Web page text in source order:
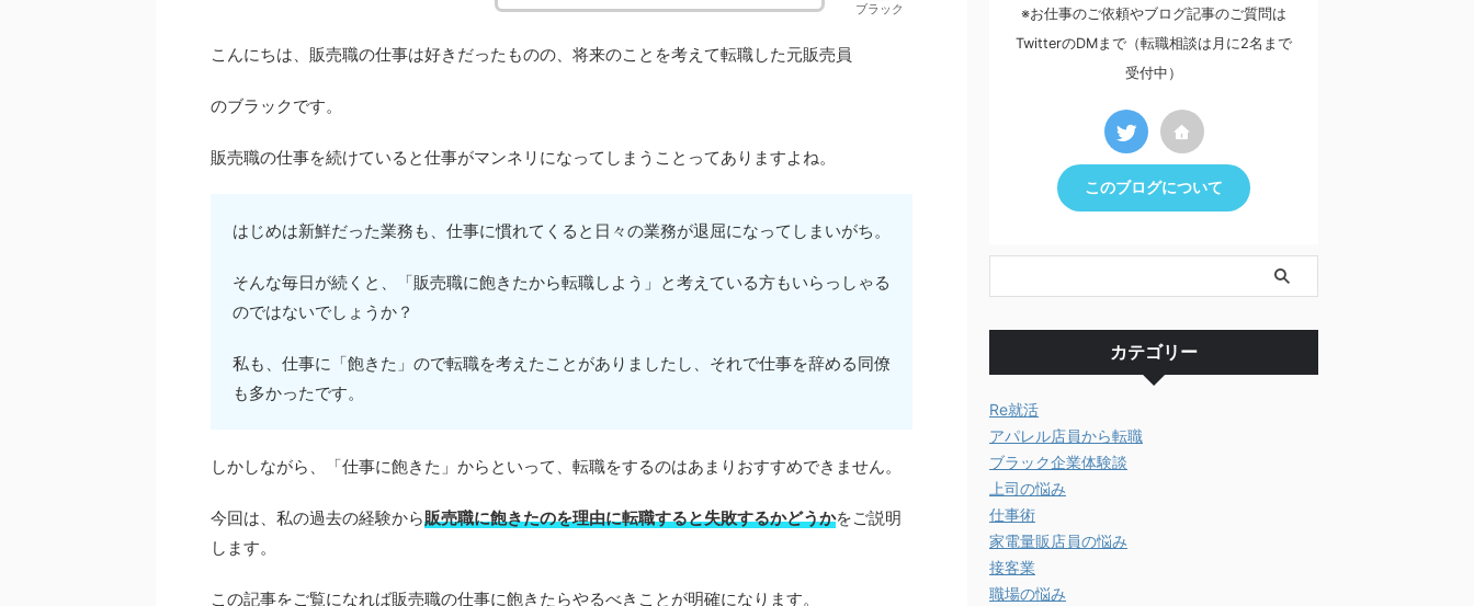
ブラック
こんにちは、販売職の仕事は好きだったものの、将来のことを考えて転職した元販売員
のブラックです。
販売職の仕事を続けていると仕事がマンネリになってしまうことってありますよね。
はじめは新鮮だった業務も、仕事に慣れてくると日々の業務が退屈になってしまいがち。
そんな毎日が続くと、「販売職に飽きたから転職しよう」と考えている方もいらっしゃる
のではないでしょうか？
私も、仕事に「飽きた」ので転職を考えたことがありましたし、それで仕事を辞める同僚
も多かったです。
しかしながら、「仕事に飽きた」からといって、転職をするのはあまりおすすめできません。
今回は、私の過去の経験から販売職に飽きたのを理由に転職すると失敗するかどうかをご説明
します。
この記事をご覧になれば販売職の仕事に飽きたらやるべきことが明確になります。
※お仕事のご依頼やブログ記事のご質問は
TwitterのDMまで（転職相談は月に2名まで
受付中）
このブログについて
カテゴリー
Re就活
アパレル店員から転職
ブラック企業体験談
上司の悩み
仕事術
家電量販店員の悩み
接客業
職場の悩み